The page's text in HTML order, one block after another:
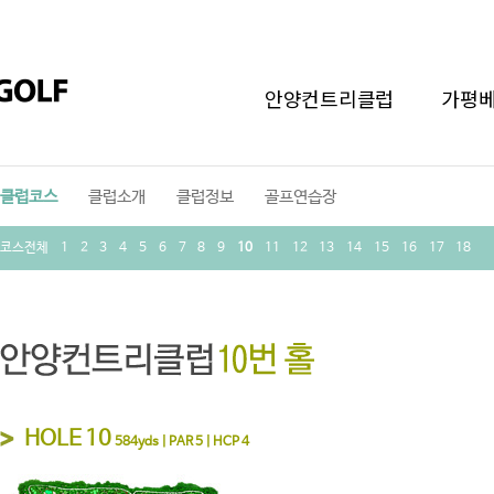
안양컨트리클럽 가평
클럽코스
코스전체 1 2 3 4 5 6 7 8 9 10 11 12 13 14 15 16 17 18
클럽소개 클럽정보 골프연습장
HOLE 10 584yds | PAR 5 | HCP 4